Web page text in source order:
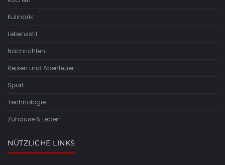
Kulinarik
Lebensstil
Nachrichten
Reisen und Abenteuer
Sport
Technologie
Zuhause & Leben
NÜTZLICHE LINKS